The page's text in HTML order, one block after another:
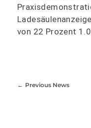
von 22 Prozent
Previous News